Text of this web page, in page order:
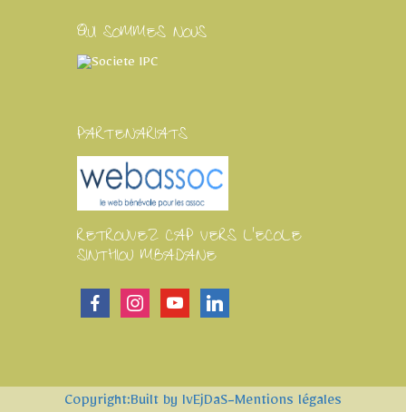
QUI SOMMES NOUS
PARTENARIATS
RETROUVEZ CAP VERS L'ECOLE
SINTHIOU MBADANE
facebookinstagramyoutubelinkedin
Copyright:Built by IvEjDaS-Mentions légales